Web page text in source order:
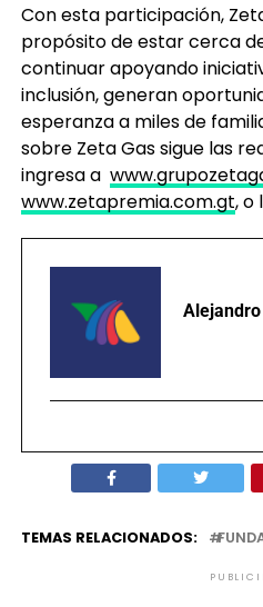
Con esta participación,
propósito de estar cerca
continuar apoyando
inclusión, generan
esperanza a miles de
sobre Zeta Gas sigue las
ingresa a
www.zetapremia.com.gt, o
Alejandro
TEMAS RELACIONADOS: